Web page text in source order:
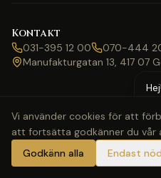
Kontakt
031-395 12 00 070-444
Manufakturgatan 13, 417 07
©2026Däck Dax.
WebbkartaKlarna
Vi använder cookies för att
att fortsätta godkänner du vår
Godkänn alla
Endast